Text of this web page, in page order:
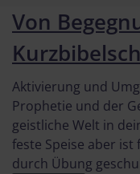
Von
Aktivierung und
Prophetie und der
geistliche Welt in
feste Speise aber
durch Übung